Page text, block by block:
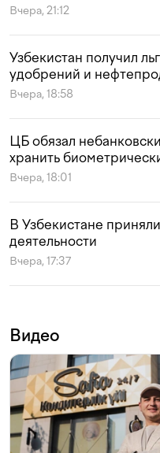
Вчера, 21:12
Узбекистан получил
удобрений и
Вчера, 18:58
ЦБ обязал
хранить
Вчера, 18:01
В Узбекистане
деятельности
Вчера, 17:37
Видео